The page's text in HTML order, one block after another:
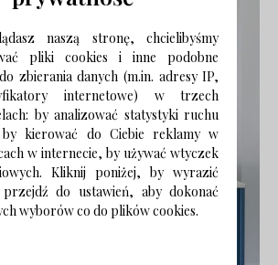
naszą stronę, chcielibyśmy
pliki cookies i inne podobne
zbierania danych (m.in. adresy IP,
internetowe) w trzech
by analizować statystyki ruchu
kierować do Ciebie reklamy w
w internecie, by używać wtyczek
Kliknij poniżej, by wyrazić
do ustawień, aby dokonać
wyborów co do plików cookies.